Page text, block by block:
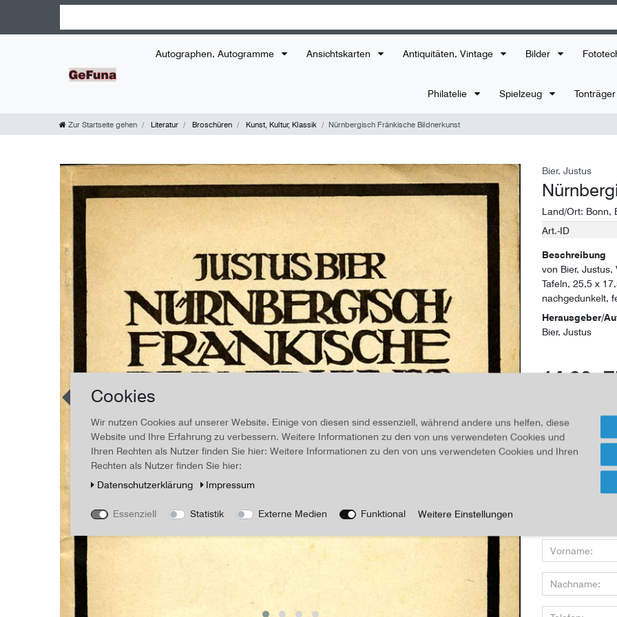
Autographen, Autogramme Ansichtskarten Antiquitäten, Vintage Bilder
Philatelie Spielzeug Tonträger
Zur Startseite gehen Literatur Broschüren Kunst, Kultur, Klassik Nürnbergisch Fränkische Bildnerkunst
Bier, Justus
Land/Ort: Bonn,
Technisches
Wert
Art.-ID
Beschreibung
von Bier,
Tafeln, 25,5 x
nachgedunkelt,
Herausgeber/
Bier, Justus
14,00
Für
Wenn Sie den
Cookies
Wir nutzen Cookies auf unserer Website. Einige von diesen sind essenziell, während andere uns helfen, diese
Website und Ihre Erfahrung zu verbessern. Weitere Informationen zu den von uns verwendeten Cookies und
Ihren Rechten als Nutzer finden Sie hier: Weitere Informationen zu den von uns verwendeten Cookies und Ihren
Rechten als Nutzer finden Sie hier:
Daten­schutz­erklärung
Impressum
Essenziell Statistik Externe Medien Funktional Weitere Einstellungen